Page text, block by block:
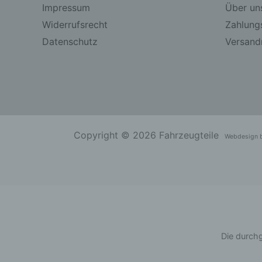
Impressum
Widerrufsrecht
Datenschutz
Über
Copyright © 2026 Fahrzeugteile Webdesign
Die